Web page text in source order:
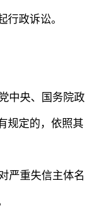
行政诉讼。
中央、国务院政
规定的，依照其
严重失信主体名